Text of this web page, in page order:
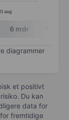
aug
6 mdr
diagrammer
et positivt
Du kan
data for
fremtidige